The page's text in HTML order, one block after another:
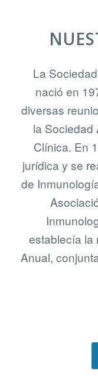
La
nació en
diversas
la Sociedad
Clínica. En
jurídica y se
de
establecía la
Anual,